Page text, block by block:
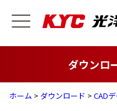
ダウンロ
ホーム > ダウンロード > CAD